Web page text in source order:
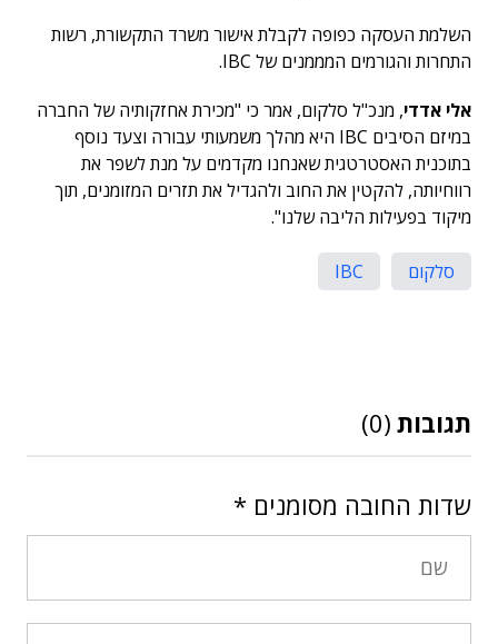
השלמת העסקה כפופה לקבלת אישור משרד התקשורת, רשות
התחרות והגורמים המממנים של IBC.
אלי אדדי, מנכ"ל סלקום, אמר כי "מכירת אחזקותיה של החברה
במיזם הסיבים IBC היא מהלך משמעותי עבורה וצעד נוסף
בתוכנית האסטרטגית שאנחנו מקדמים על מנת לשפר את
רווחיותה, להקטין את החוב ולהגדיל את תזרים המזומנים, תוך
מיקוד בפעילות הליבה שלנו".
סלקום IBC
תגובות (0)
שדות החובה מסומנים *